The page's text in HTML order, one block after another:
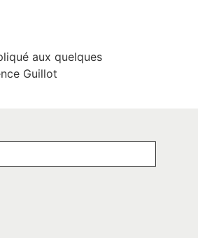
aux quelques
Guillot